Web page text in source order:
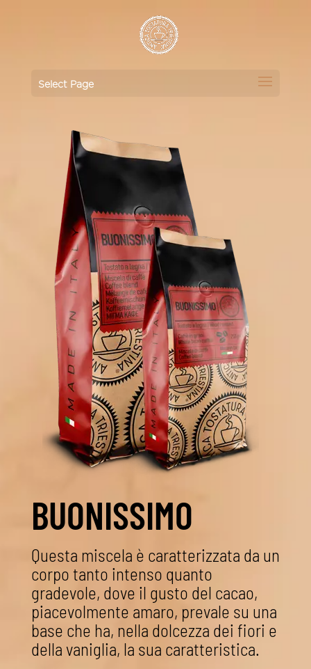
Select Page
BUONISSIMO
Questa miscela è caratterizzata da un
corpo tanto intenso quanto
gradevole, dove il gusto del cacao,
piacevolmente amaro, prevale su una
base che ha, nella dolcezza dei fiori e
della vaniglia, la sua caratteristica.